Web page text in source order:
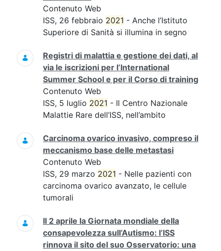
Contenuto Web
ISS, 26 febbraio 2021 - Anche l’Istituto
Superiore di Sanità si illumina in segno
Registri di malattia e gestione dei dati, al
via le iscrizioni per l’International
Summer School e per il Corso di training
Contenuto Web
ISS, 5 luglio 2021 - Il Centro Nazionale
Malattie Rare dell’ISS, nell’ambito
Carcinoma ovarico invasivo, compreso il
meccanismo base delle metastasi
Contenuto Web
ISS, 29 marzo 2021 - Nelle pazienti con
carcinoma ovarico avanzato, le cellule
tumorali
Il 2 aprile la Giornata mondiale della
consapevolezza sull’Autismo: l’ISS
rinnova il sito del suo Osservatorio: una